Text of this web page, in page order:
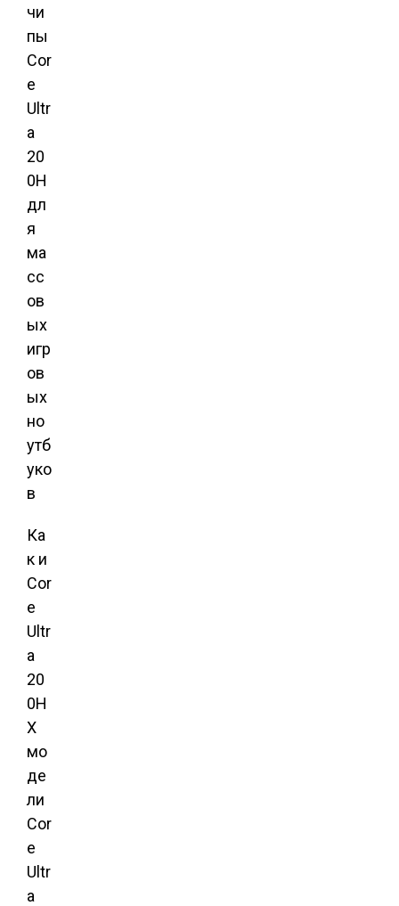
Ка
к и
Cor
e
Ultr
a
20
0H
X
мо
де
ли
Cor
e
Ultr
a